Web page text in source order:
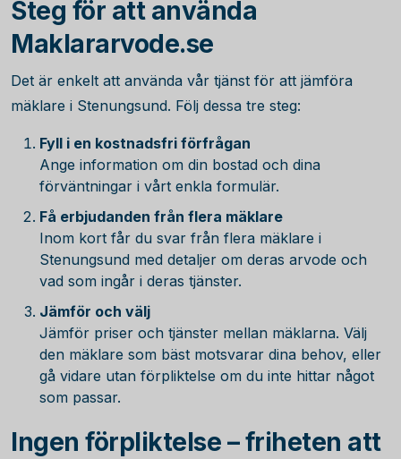
Steg för att använda
Maklararvode.se
Det är enkelt att använda vår tjänst för att jämföra
mäklare i Stenungsund. Följ dessa tre steg:
Fyll i en kostnadsfri förfrågan
Ange information om din bostad och dina
förväntningar i vårt enkla formulär.
Få erbjudanden från flera mäklare
Inom kort får du svar från flera mäklare i
Stenungsund med detaljer om deras arvode och
vad som ingår i deras tjänster.
Jämför och välj
Jämför priser och tjänster mellan mäklarna. Välj
den mäklare som bäst motsvarar dina behov, eller
gå vidare utan förpliktelse om du inte hittar något
som passar.
Ingen förpliktelse – friheten att